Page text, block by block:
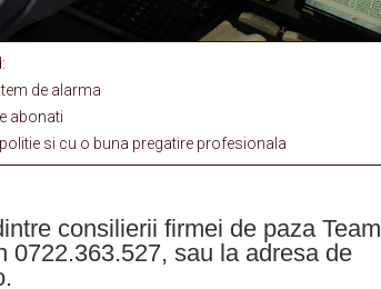
de alarma
abonati
si cu o buna pregatire profesionala
consilierii firmei de paza Team
0722.363.527, sau la adresa de